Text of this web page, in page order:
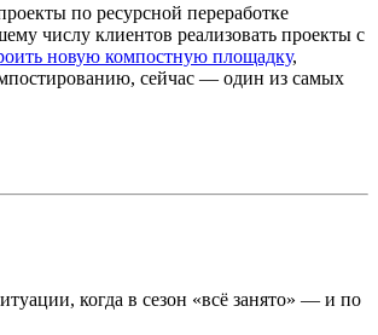
по ресурсной переработке
числу клиентов реализовать проекты с
новую компостную площадку,
сейчас — один из самых
когда в сезон «всё занято» — и по